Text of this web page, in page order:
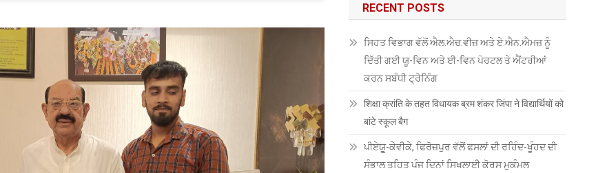
RECENT POSTS
ਸਿਹਤ ਵਿਭਾਗ ਵੱਲੋਂ ਐਲ.ਐਚ.ਵੀਜ਼ ਅਤੇ ਏ.ਐਨ.ਐਮਜ਼ ਨੂੰ
ਦਿੱਤੀ ਗਈ ਯੂ-ਵਿਨ ਅਤੇ ਈ-ਵਿਨ ਪੋਰਟਲ ਤੇ ਐਂਟਰੀਆਂ
ਕਰਨ ਸਬੰਧੀ ਟ੍ਰੇਨਿੰਗ
शिक्षा क्रांति के तहत विधायक ब्रम शंकर जिंपा ने विद्यार्थियों को
बांटे स्कूल बैग
ਪੀਏਯੂੑ-ਕੇਵੀਕੇ, ਫਿਰੋਜ਼ਪੁਰ ਵੱਲੋਂ ਫਸਲਾਂ ਦੀ ਰਹਿੰਦ-ਖੂੰਹਦ ਦੀ
ਸੰਭਾਲ ਤਹਿਤ ਪੰਜ ਦਿਨਾਂ ਸਿਖਲਾਈ ਕੋਰਸ ਮੁਕੰਮਲ